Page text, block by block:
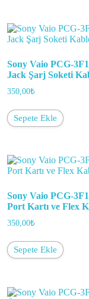
Sony Vaio PCG-
Jack Şarj Soketi
350,00₺
Sepete Ekle
Sony Vaio PCG-
Port Kartı ve Flex
350,00₺
Sepete Ekle